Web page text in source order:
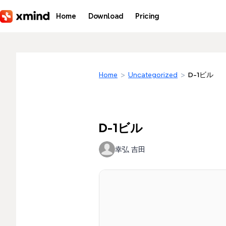
Home Download Pricing
Home > Uncategorized > D-1ビル
D-1ビル
幸弘 吉田